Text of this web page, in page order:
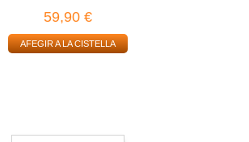
59,90 €
AFEGIR A LA CISTELLA